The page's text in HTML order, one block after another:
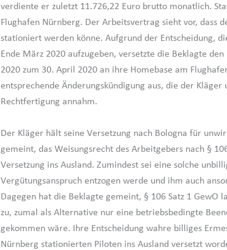
verdiente er zuletzt 11.726,22 Euro brutto monatlich.
Flughafen Nürnberg. Der Arbeitsvertrag sieht vor, dass
stationiert werden könne. Aufgrund der Entscheidung,
Ende März 2020 aufzugeben, versetzte die Beklagte
2020 zum 30. April 2020 an ihre Homebase am
entsprechende Änderungskündigung aus, die der
Rechtfertigung annahm.
Der Kläger hält seine Versetzung nach Bologna für
gemeint, das Weisungsrecht des Arbeitgebers nach §
Versetzung ins Ausland. Zumindest sei eine solche
Vergütungsanspruch entzogen werde und ihm auch
Dagegen hat die Beklagte gemeint, § 106 Satz 1 GewO
zu, zumal als Alternative nur eine betriebsbedingte
gekommen wäre. Ihre Entscheidung wahre billiges
Nürnberg stationierten Piloten ins Ausland versetzt